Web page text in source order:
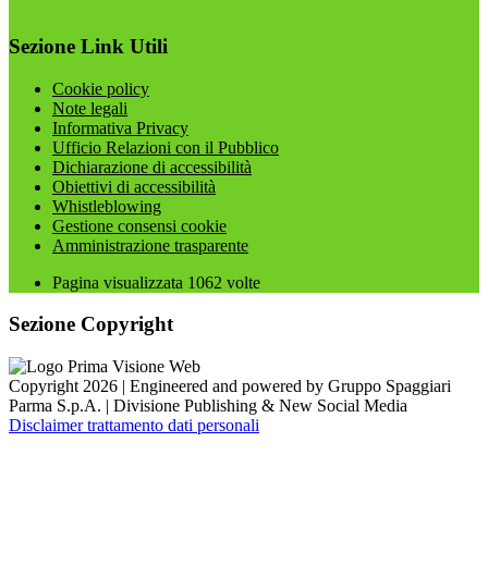
Sezione Link Utili
Cookie policy
Note legali
Informativa Privacy
Ufficio Relazioni con il Pubblico
Dichiarazione di accessibilità
Obiettivi di accessibilità
Whistleblowing
Gestione consensi cookie
Amministrazione trasparente
Pagina visualizzata 1062 volte
Sezione Copyright
Copyright 2026 | Engineered and powered by Gruppo Spaggiari
Parma S.p.A. | Divisione Publishing & New Social Media
Disclaimer trattamento dati personali